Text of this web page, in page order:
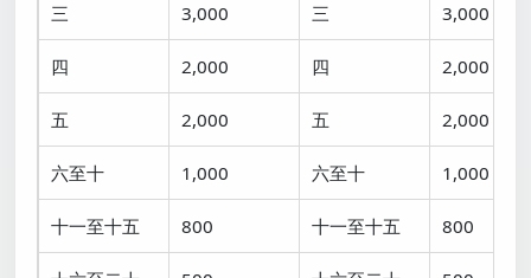
三 3,000 三 3,000
四 2,000 四 2,000
五 2,000 五 2,000
六至十 1,000 六至十 1,000
十一至十五 800 十一至十五 800